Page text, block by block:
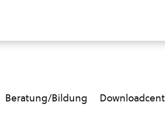
Beratung/Bildung